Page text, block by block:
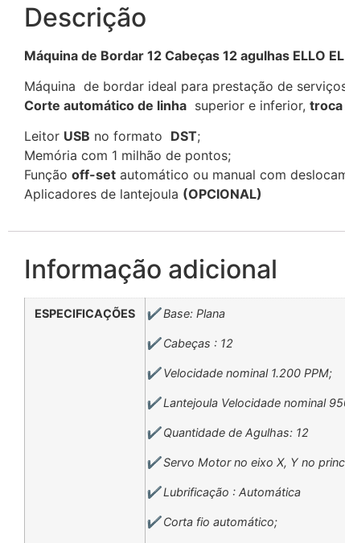
Descrição
Máquina de Bordar 12 Cabeças 12 agulhas ELLO
Máquina de bordar ideal para prestação de
Corte automático de linha superior e inferior, troca
Leitor USB no formato DST;
Memória com 1 milhão de pontos;
Função off-set automático ou manual com
Aplicadores de lantejoula (OPCIONAL)
Informação adicional
ESPECIFICAÇÕES ✔️ Base: Plana
✔️ Cabeças : 12
✔️ Velocidade nominal 1.200 PPM;
✔️ Lantejoula Velocidade nominal
✔️ Quantidade de Agulhas: 12
✔️ Servo Motor no eixo X, Y no
✔️ Lubrificação : Automática
✔️ Corta fio automático;